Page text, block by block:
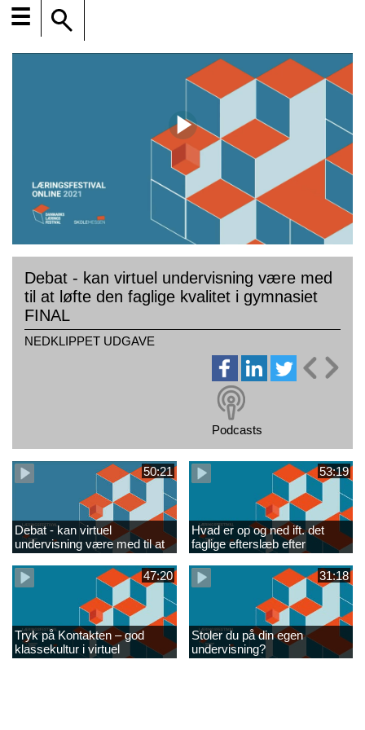
☰
Debat - kan virtuel undervisning være med
til at løfte den faglige kvalitet i gymnasiet
FINAL
NEDKLIPPET UDGAVE
Podcasts
50:21
Debat - kan virtuel
undervisning være med til at
gymnasiet FINAL
53:19
Hvad er op og ned ift. det
faglige efterslæb efter
47:20
Tryk på Kontakten – god
klassekultur i virtuel
undervisning.​
31:18
Stoler du på din egen
undervisning?